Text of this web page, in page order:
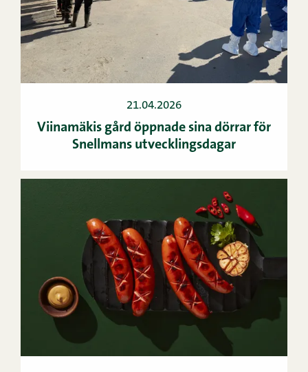
21.04.2026
Viinamäkis gård öppnade sina dörrar för
Snellmans utvecklingsdagar